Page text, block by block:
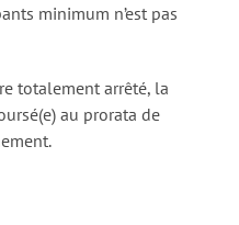
minimum n’est pas
totalement arrêté, la
au prorata de